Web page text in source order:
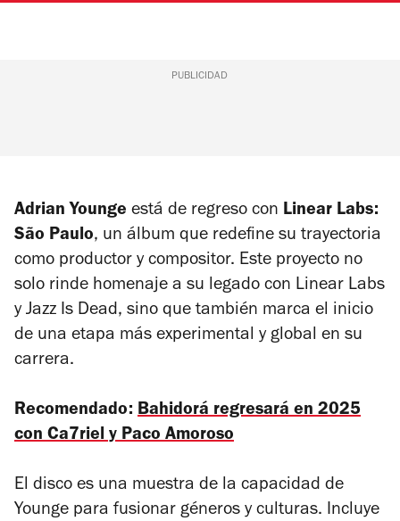
PUBLICIDAD
Adrian Younge está de regreso con Linear Labs:
São Paulo, un álbum que redefine su trayectoria
como productor y compositor. Este proyecto no
solo rinde homenaje a su legado con Linear Labs
y Jazz Is Dead, sino que también marca el inicio
de una etapa más experimental y global en su
carrera.
Recomendado: Bahidorá regresará en 2025
con Ca7riel y Paco Amoroso
El disco es una muestra de la capacidad de
Younge para fusionar géneros y culturas. Incluye